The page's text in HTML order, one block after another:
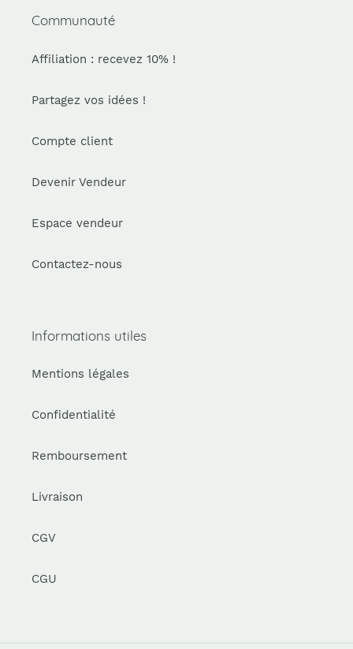
Communauté
Affiliation : recevez 10% !
Partagez vos idées !
Compte client
Devenir Vendeur
Espace vendeur
Contactez-nous
Informations utiles
Mentions légales
Confidentialité
Remboursement
Livraison
CGV
CGU